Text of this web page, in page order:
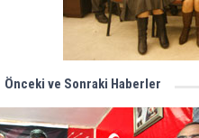
Önceki ve Sonraki Haberler